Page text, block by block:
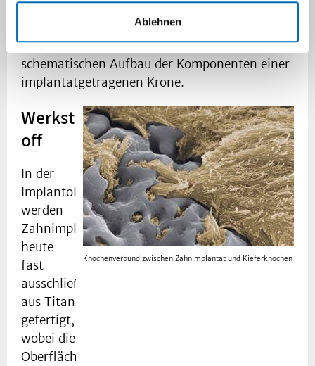
Ablehnen
In der linken Grafik sehen Sie den
schematischen Aufbau der Komponenten einer
implantatgetragenen Krone.
Knochenverbund zwischen Zahnimplantat und Kieferknochen
Werkst
off
In der
Implantologie
werden
Zahnimplantate
heute
fast
ausschließlich
aus Titan
gefertigt,
wobei die
Oberfläche